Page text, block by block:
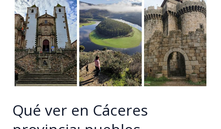
Blanca:
9
planes
en
su
interior
Qué ver en Cáceres